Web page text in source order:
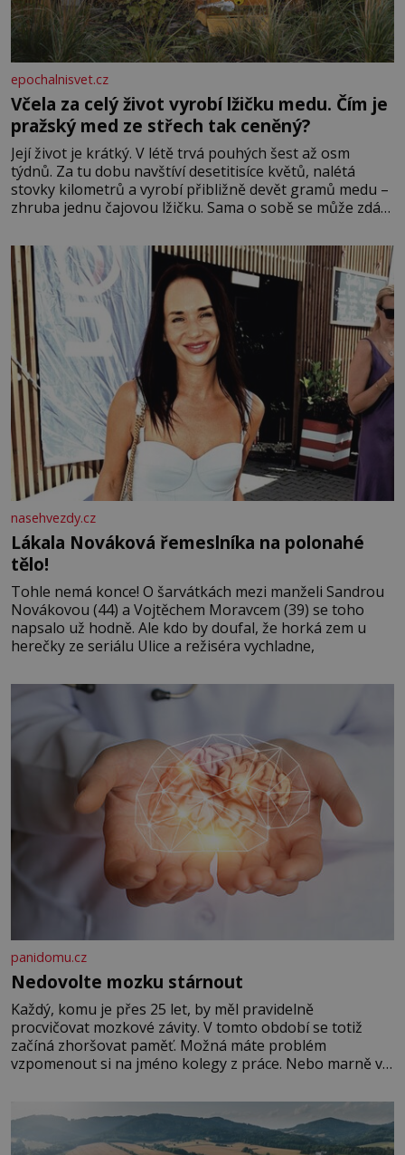
epochalnisvet.cz
Včela za celý život vyrobí lžičku medu. Čím je
pražský med ze střech tak ceněný?
Její život je krátký. V létě trvá pouhých šest až osm
týdnů. Za tu dobu navštíví desetitisíce květů, nalétá
stovky kilometrů a vyrobí přibližně devět gramů medu –
zhruba jednu čajovou lžičku. Sama o sobě se může zdát
tisíc příslušnic svého včelstva, vznikne jeden z
nejdokonalejších organismů
nasehvezdy.cz
Lákala Nováková řemeslníka na polonahé
tělo!
Tohle nemá konce! O šarvátkách mezi manželi Sandrou
Novákovou (44) a Vojtěchem Moravcem (39) se toho
napsalo už hodně. Ale kdo by doufal, že horká zem u
herečky ze seriálu Ulice a režiséra vychladne,
panidomu.cz
Nedovolte mozku stárnout
Každý, komu je přes 25 let, by měl pravidelně
procvičovat mozkové závity. V tomto období se totiž
začíná zhoršovat paměť. Možná máte problém
vzpomenout si na jméno kolegy z práce. Nebo marně v
Je to opravdu tak, s věkem jako kdyby se paměť
rozhodla stávkovat. Cvičte